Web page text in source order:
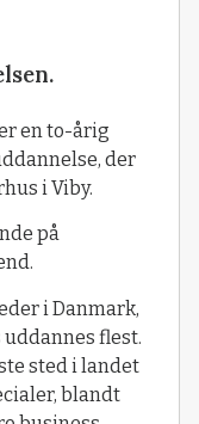
en to-årig
der
i Viby.
på
i Danmark,
flest.
sted i landet
blandt